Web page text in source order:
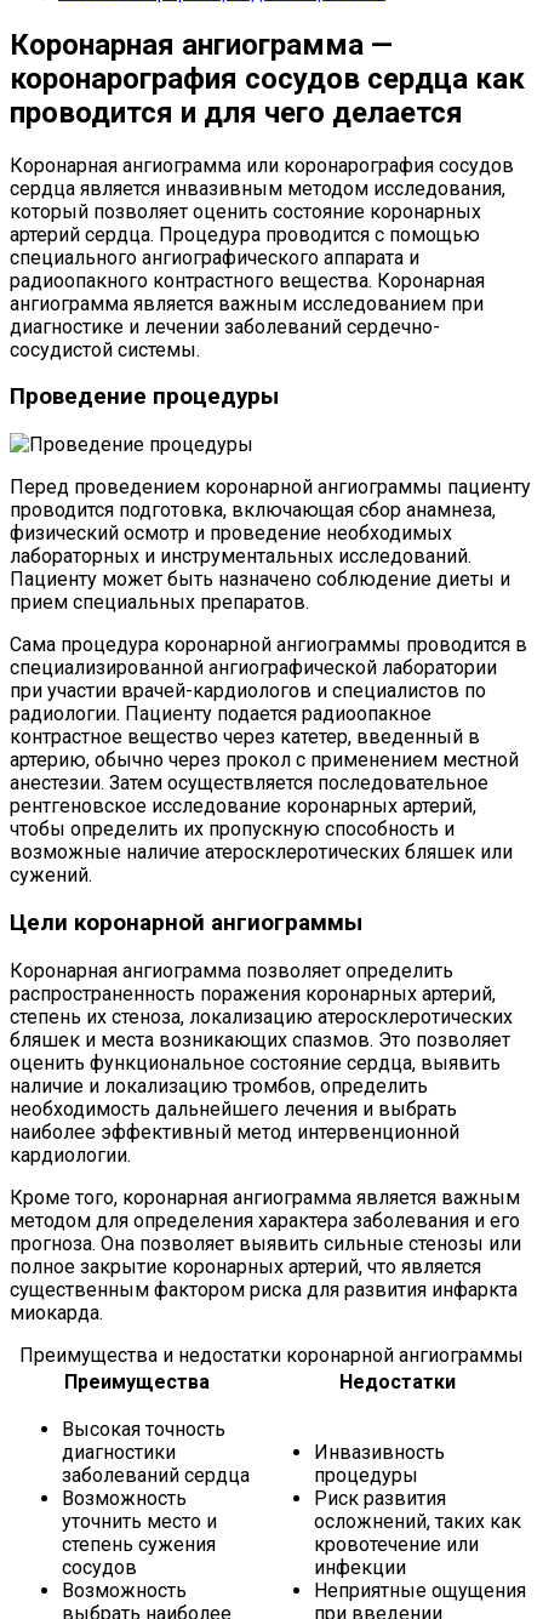
Коронарная ангиограмма —
коронарография сосудов сердца как
проводится и для чего делается
Коронарная ангиограмма или коронарография сосудов
сердца является инвазивным методом исследования,
который позволяет оценить состояние коронарных
артерий сердца. Процедура проводится с помощью
специального ангиографического аппарата и
радиоопакного контрастного вещества. Коронарная
ангиограмма является важным исследованием при
диагностике и лечении заболеваний сердечно-
сосудистой системы.
Проведение процедуры
Перед проведением коронарной ангиограммы пациенту
проводится подготовка, включающая сбор анамнеза,
физический осмотр и проведение необходимых
лабораторных и инструментальных исследований.
Пациенту может быть назначено соблюдение диеты и
прием специальных препаратов.
Сама процедура коронарной ангиограммы проводится в
специализированной ангиографической лаборатории
при участии врачей-кардиологов и специалистов по
радиологии. Пациенту подается радиоопакное
контрастное вещество через катетер, введенный в
артерию, обычно через прокол с применением местной
анестезии. Затем осуществляется последовательное
рентгеновское исследование коронарных артерий,
чтобы определить их пропускную способность и
возможные наличие атеросклеротических бляшек или
сужений.
Цели коронарной ангиограммы
Коронарная ангиограмма позволяет определить
распространенность поражения коронарных артерий,
степень их стеноза, локализацию атеросклеротических
бляшек и места возникающих спазмов. Это позволяет
оценить функциональное состояние сердца, выявить
наличие и локализацию тромбов, определить
необходимость дальнейшего лечения и выбрать
наиболее эффективный метод интервенционной
кардиологии.
Кроме того, коронарная ангиограмма является важным
методом для определения характера заболевания и его
прогноза. Она позволяет выявить сильные стенозы или
полное закрытие коронарных артерий, что является
существенным фактором риска для развития инфаркта
миокарда.
Преимущества и недостатки коронарной ангиограммы
Преимущества
Недостатки
Высокая точность
диагностики
заболеваний сердца
Возможность
уточнить место и
степень сужения
сосудов
Возможность
выбрать наиболее
Инвазивность
процедуры
Риск развития
осложнений, таких как
кровотечение или
инфекции
Неприятные ощущения
при введении